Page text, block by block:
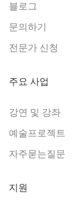
블로그
문의하기
전문가 신청
주요 사업
강연 및 강좌
예술프로젝트
자주묻는질문
지원